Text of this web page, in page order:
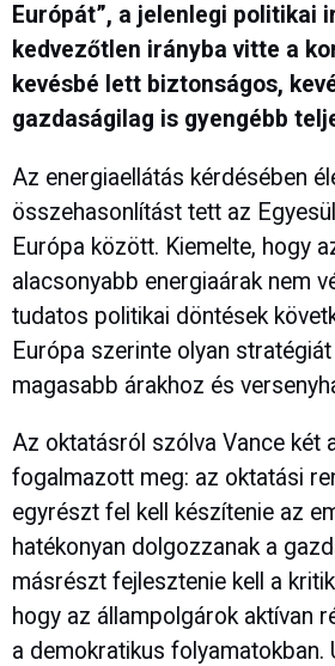
Európát”, a jelenlegi politikai
kedvezőtlen irányba vitte a
kevésbé lett biztonságos,
gazdaságilag is gyengébb
Az energiaellátás kérdésében
összehasonlítást tett az
Európa között. Kiemelte, hogy
alacsonyabb energiaárak nem
tudatos politikai döntések
Európa szerinte olyan
magasabb árakhoz és
Az oktatásról szólva Vance két
fogalmazott meg: az oktatási
egyrészt fel kell készítenie az
hatékonyan dolgozzanak a
másrészt fejlesztenie kell a
hogy az állampolgárok aktívan
a demokratikus folyamatokban.